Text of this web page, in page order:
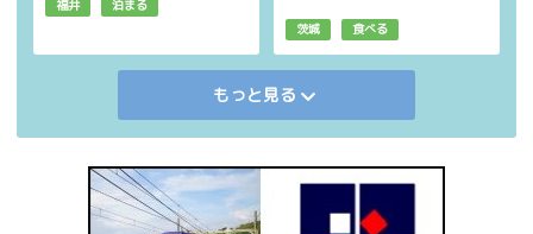
福井 泊まる
茨城 食べる
もっと見る